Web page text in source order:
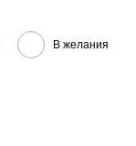
В желания